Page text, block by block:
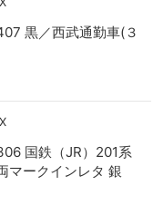
黒／西武通勤車(３
国鉄（JR）201系
マークインレタ 銀